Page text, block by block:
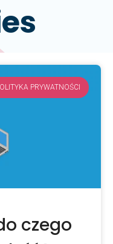
PRYWATNOŚCI
czego